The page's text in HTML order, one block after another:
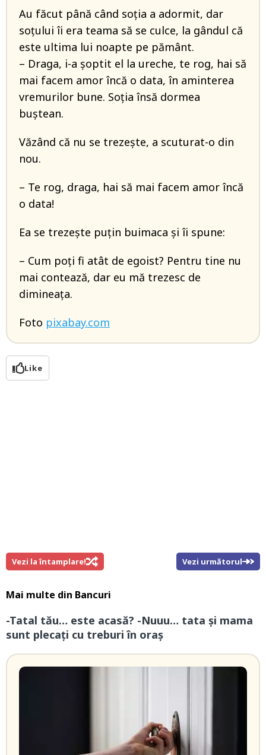
Au făcut până când soția a adormit, dar
soțului îi era teama să se culce, la gândul că
este ultima lui noapte pe pământ.
– Draga, i-a șoptit el la ureche, te rog, hai să
mai facem amor încă o data, în aminterea
vremurilor bune. Soția însă dormea
buștean.
Văzând că nu se trezește, a scuturat-o din
nou.
– Te rog, draga, hai să mai facem amor încă
o data!
Ea se trezește puțin buimaca și îi spune:
– Cum poți fi atât de egoist? Pentru tine nu
mai contează, dar eu mă trezesc de
dimineața.
Foto pixabay.com
Like
Vezi la întamplare! Vezi următorul
Mai multe din Bancuri
-Tatal tău… este acasă? -Nuuu… tata și mama
sunt plecați cu treburi în oraș